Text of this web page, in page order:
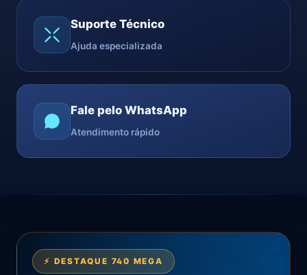
Suporte Técnico
Ajuda especializada
Fale pelo WhatsApp
Atendimento rápido
⚡ DESTAQUE 740 MEGA